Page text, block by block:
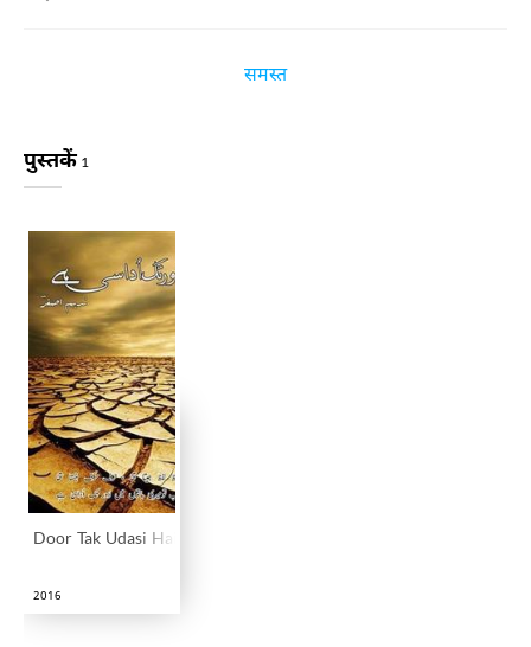
समस्त
पुस्तकें 1
Door Tak Udasi Hai
2016